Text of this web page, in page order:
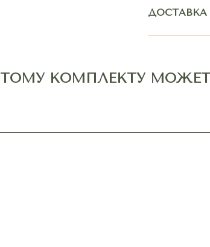
ДОСТАВКА